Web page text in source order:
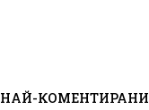
НАЙ-КОМЕНТИРАНИ